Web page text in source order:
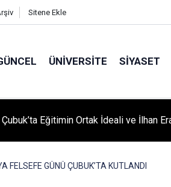
Sitene Ekle
ÜNIVERSITE SIYASET
ÇUBUK’TA ‘YAZA MERHABA’
FELSEFE GÜNÜ ÇUBUK’TA KUTLANDI